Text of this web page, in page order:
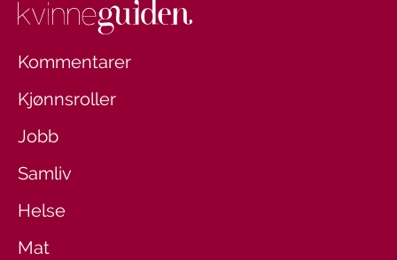
Kommentarer
Kjønnsroller
Jobb
Samliv
Helse
Mat